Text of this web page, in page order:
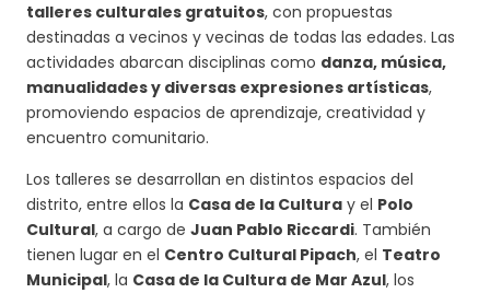
talleres culturales gratuitos, con propuestas
destinadas a vecinos y vecinas de todas las edades. Las
actividades abarcan disciplinas como danza, música,
manualidades y diversas expresiones artísticas,
promoviendo espacios de aprendizaje, creatividad y
encuentro comunitario.
Los talleres se desarrollan en distintos espacios del
distrito, entre ellos la Casa de la Cultura y el Polo
Cultural, a cargo de Juan Pablo Riccardi. También
tienen lugar en el Centro Cultural Pipach, el Teatro
Municipal, la Casa de la Cultura de Mar Azul, los